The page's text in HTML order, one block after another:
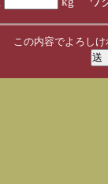
この内容でよろし